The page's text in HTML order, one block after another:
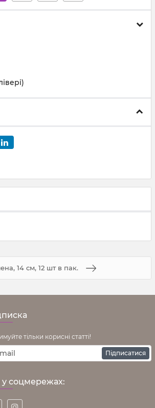
14 см, 12 шт в пак.
тільки корисні статті!
Підписатися
соцмережах: